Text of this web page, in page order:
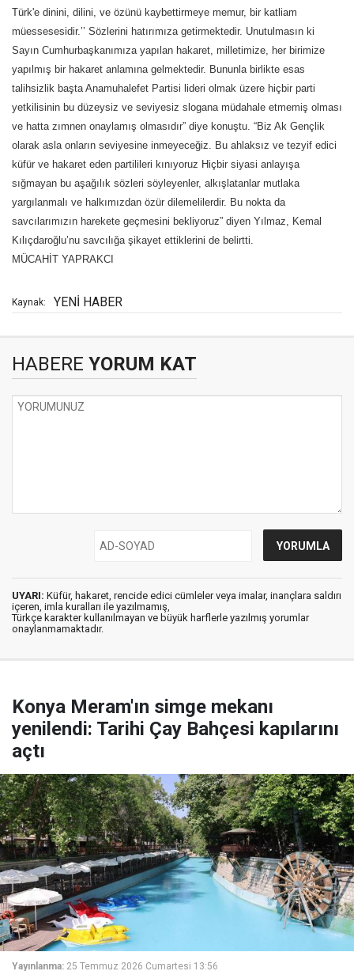
Türk'e dinini, dilini, ve özünü kaybettirmeye memur, bir katliam
müessesesidir.’’ Sözlerini hatırımıza getirmektedir. Unutulmasın ki
Sayın Cumhurbaşkanımıza yapılan hakaret, milletimize, her birimize
yapılmış bir hakaret anlamına gelmektedir. Bununla birlikte esas
talihsizlik başta Anamuhalefet Partisi lideri olmak üzere hiçbir parti
yetkilisinin bu düzeysiz ve seviyesiz slogana müdahale etmemiş olması
ve hatta zımnen onaylamış olmasıdır” diye konuştu. “Biz Ak Gençlik
olarak asla onların seviyesine inmeyeceğiz. Bu ahlaksız ve tezyif edici
küfür ve hakaret eden partilileri kınıyoruz Hiçbir siyasi anlayışa
sığmayan bu aşağılık sözleri söyleyenler, alkışlatanlar mutlaka
yargılanmalı ve halkımızdan özür dilemelilerdir. Bu nokta da
savcılarımızın harekete geçmesini bekliyoruz” diyen Yılmaz, Kemal
Kılıçdaroğlu’nu savcılığa şikayet ettiklerini de belirtti.
MÜCAHİT YAPRAKCI
Kaynak: YENİ HABER
HABERE YORUM KAT
UYARI: Küfür, hakaret, rencide edici cümleler veya imalar, inançlara saldırı
içeren, imla kuralları ile yazılmamış,
Türkçe karakter kullanılmayan ve büyük harflerle yazılmış yorumlar
onaylanmamaktadır.
Konya Meram'ın simge mekanı
yenilendi: Tarihi Çay Bahçesi kapılarını
açtı
Yayınlanma: 25 Temmuz 2026 Cumartesi 13:56